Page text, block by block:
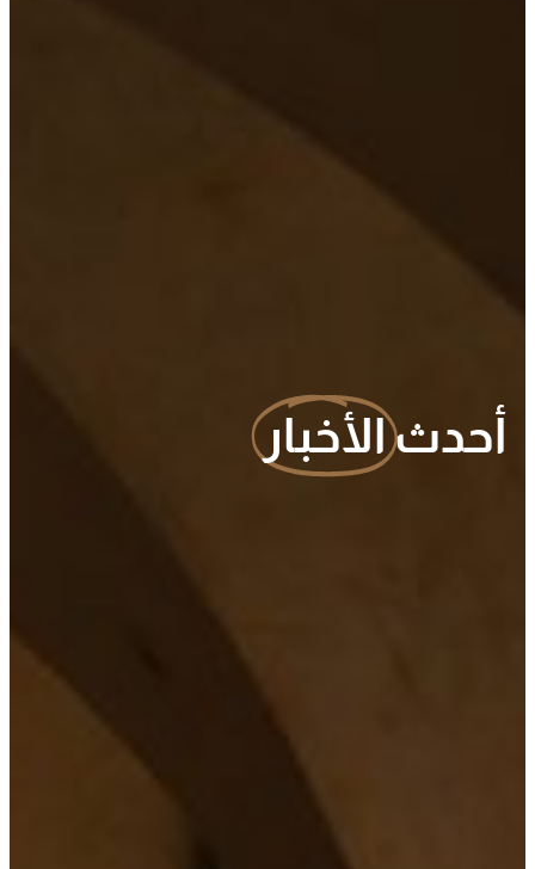
أحدث الأخبار